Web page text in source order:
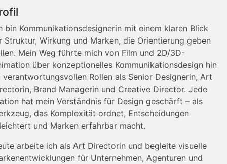
bin Kommunikationsdesignerin mit einem klaren Blick
Struktur, Wirkung und Marken, die Orientierung geben
Mein Weg führte mich von Film und 2D/3D-
über konzeptionelles Kommunikationsdesign hin
verantwortungsvollen Rollen als Senior Designerin, Art
Brand Managerin und Creative Director. Jede
hat mein Verständnis für Design geschärft – als
das Komplexität ordnet, Entscheidungen
und Marken erfahrbar macht.
arbeite ich als Art Directorin und begleite visuelle
für Unternehmen, Agenturen und